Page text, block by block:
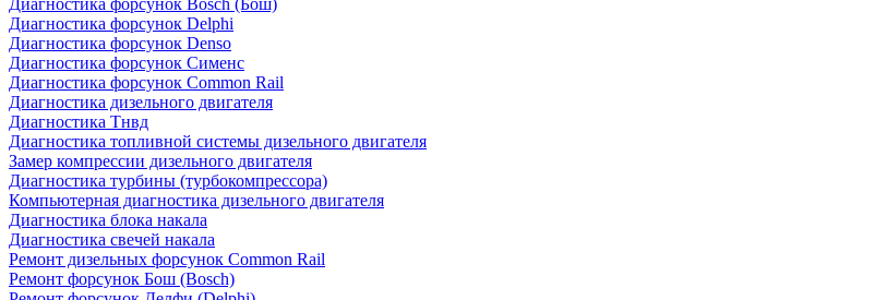
Диагностика форсунок Bosch (Бош)
Диагностика форсунок Delphi
Диагностика форсунок Denso
Диагностика форсунок Сименс
Диагностика форсунок Common Rail
Диагностика дизельного двигателя
Диагностика Тнвд
Диагностика топливной системы дизельного двигателя
Замер компрессии дизельного двигателя
Диагностика турбины (турбокомпрессора)
Компьютерная диагностика дизельного двигателя
Диагностика блока накала
Диагностика свечей накала
Ремонт дизельных форсунок Common Rail
Ремонт форсунок Бош (Bosch)